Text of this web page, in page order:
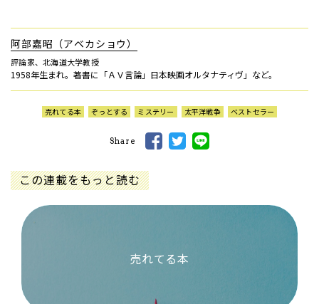
阿部嘉昭（アベカショウ）
評論家、北海道大学教授
1958年生まれ。著書に「ＡＶ言論」日本映画オルタナティヴ」など。
売れてる本 ぞっとする ミステリー 太平洋戦争 ベストセラー
Share
この連載をもっと読む
売れてる本